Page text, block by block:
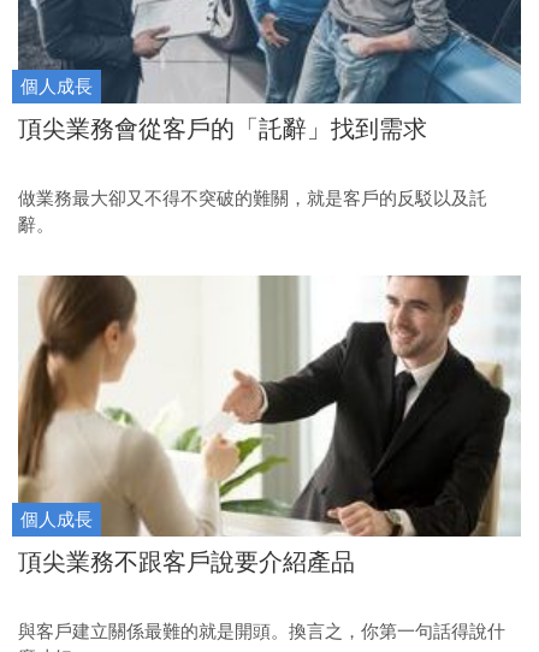
個人成長
頂尖業務會從客戶的「託辭」找到需求
做業務最大卻又不得不突破的難關，就是客戶的反駁以及託
辭。
個人成長
頂尖業務不跟客戶說要介紹產品
與客戶建立關係最難的就是開頭。換言之，你第一句話得說什